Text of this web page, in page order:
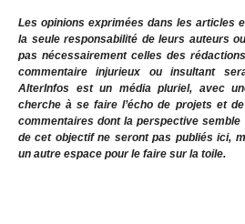
Les opinions exprimées dans les articles
la seule responsabilité de leurs auteurs
pas nécessairement celles des
commentaire injurieux ou insultant
AlterInfos est un média pluriel, avec
cherche à se faire l’écho de projets et
commentaires dont la perspective
de cet objectif ne seront pas publiés ici,
un autre espace pour le faire sur la toile.